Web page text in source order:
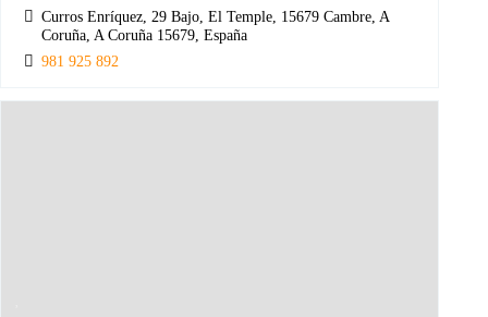
Curros Enríquez, 29 Bajo, El Temple, 15679 Cambre, A
Coruña, A Coruña 15679, España
981 925 892